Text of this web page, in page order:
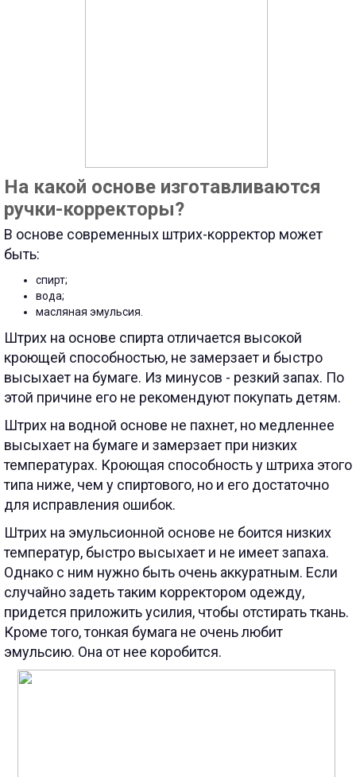
На какой основе изготавливаются
ручки-корректоры?
В основе современных штрих-корректор может
быть:
спирт;
вода;
масляная эмульсия.
Штрих на основе спирта отличается высокой
кроющей способностью, не замерзает и быстро
высыхает на бумаге. Из минусов - резкий запах. По
этой причине его не рекомендуют покупать детям.
Штрих на водной основе не пахнет, но медленнее
высыхает на бумаге и замерзает при низких
температурах. Кроющая способность у штриха этого
типа ниже, чем у спиртового, но и его достаточно
для исправления ошибок.
Штрих на эмульсионной основе не боится низких
температур, быстро высыхает и не имеет запаха.
Однако с ним нужно быть очень аккуратным. Если
случайно задеть таким корректором одежду,
придется приложить усилия, чтобы отстирать ткань.
Кроме того, тонкая бумага не очень любит
эмульсию. Она от нее коробится.